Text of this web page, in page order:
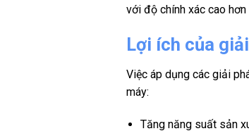
với độ chính xác cao
Lợi ích của
Việc áp dụng các giải
máy:
Tăng năng suất sản